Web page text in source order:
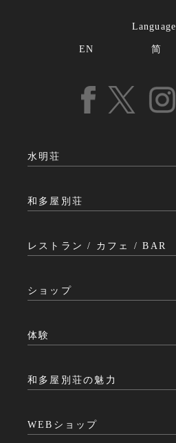
Language
EN 简
水明荘
和多屋別荘
レストラン / カフェ / BAR
ショップ
体験
和多屋別荘の魅力
WEBショップ